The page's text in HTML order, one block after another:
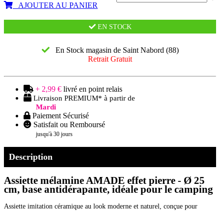
AJOUTER AU PANIER
EN STOCK
En Stock magasin de Saint Nabord (88)
Retrait Gratuit
+ 2,99 € livré en point relais
Livraison PREMIUM* à partir de
Mardi
Paiement Sécurisé
Satisfait ou Remboursé
jusqu'à 30 jours
Description
Assiette mélamine AMADE effet pierre - Ø 25
cm, base antidérapante, idéale pour le camping
Assiette imitation céramique au look moderne et naturel, conçue pour